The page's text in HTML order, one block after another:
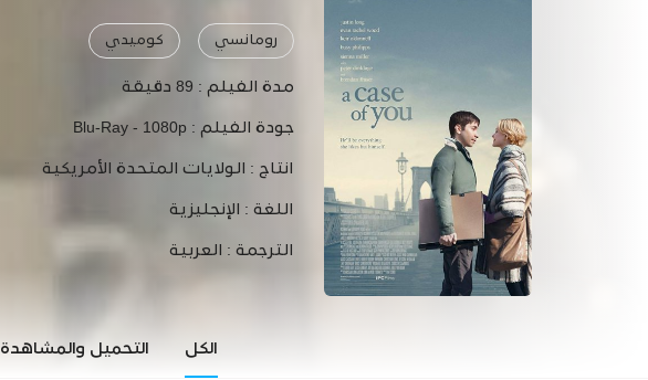
رومانسي كوميدي
مدة الفيلم : 89 دقيقة
جودة الفيلم : Blu-Ray - 1080p
انتاج : الولايات المتحدة الأمريكية
اللغة : الإنجليزية
الترجمة : العربية
الكل التحميل والمشاهدة